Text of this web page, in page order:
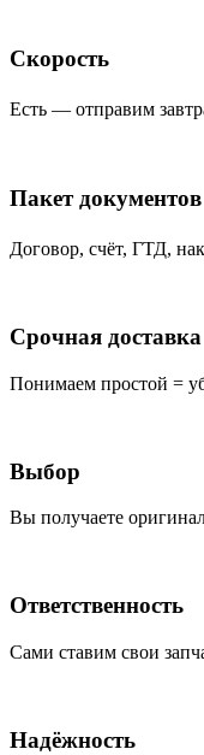
Скорость
Есть — отправим
Пакет документов
Договор, счёт, ГТД,
Срочная доставка
Понимаем простой =
Выбор
Вы получаете
Ответственность
Сами ставим свои
Надёжность